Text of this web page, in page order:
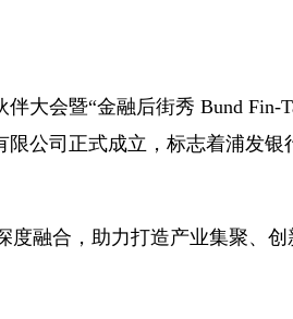
大会暨“金融后街秀 Bund Fin-
公司正式成立，标志着浦发银
融合，助力打造产业集聚、